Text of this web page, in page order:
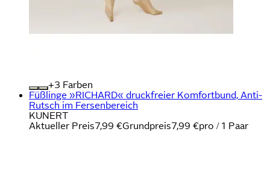
+
Farben
Füßlinge »RICHARD« druckfreier Komfortbund, Anti-
Rutsch im Fersenbereich
KUNERT
Aktueller Preis7,99 €Grundpreis7,99 €pro / 1 Paar